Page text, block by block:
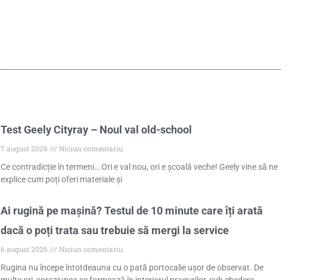
Test Geely Cityray – Noul val old-school
7 august 2026
Niciun comentariu
Ce contradicție în termeni… Ori e val nou, ori e școală veche! Geely vine să ne
explice cum poți oferi materiale și
Ai rugină pe mașină? Testul de 10 minute care îți arată
dacă o poți trata sau trebuie să mergi la service
6 august 2026
Niciun comentariu
Rugina nu începe întotdeauna cu o pată portocalie ușor de observat. De